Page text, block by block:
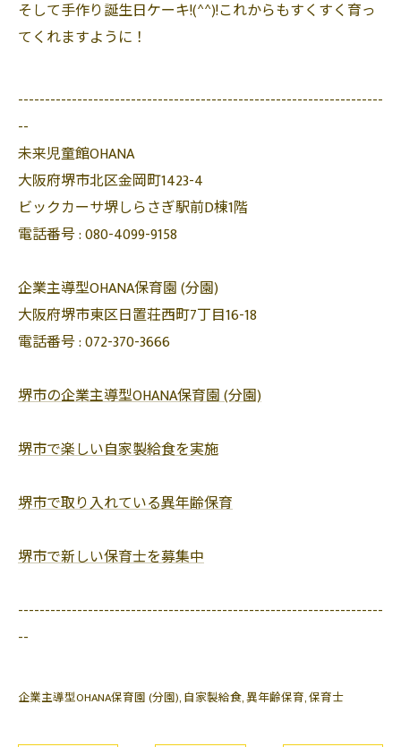
そして手作り誕生日ケーキ!(^^)!これからもすくすく育っ
てくれますように！
--------------------------------------------------------------------
--
未来児童館OHANA
大阪府堺市北区金岡町1423-4
ビックカーサ堺しらさぎ駅前D棟1階
電話番号 :080-4099-9158
企業主導型OHANA保育園 (分園)
大阪府堺市東区日置荘西町7丁目16-18
電話番号 :072-370-3666
堺市の企業主導型OHANA保育園 (分園)
堺市で楽しい自家製給食を実施
堺市で取り入れている異年齢保育
堺市で新しい保育士を募集中
--------------------------------------------------------------------
--
企業主導型OHANA保育園 (分園) 自家製給食 異年齢保育 保育士